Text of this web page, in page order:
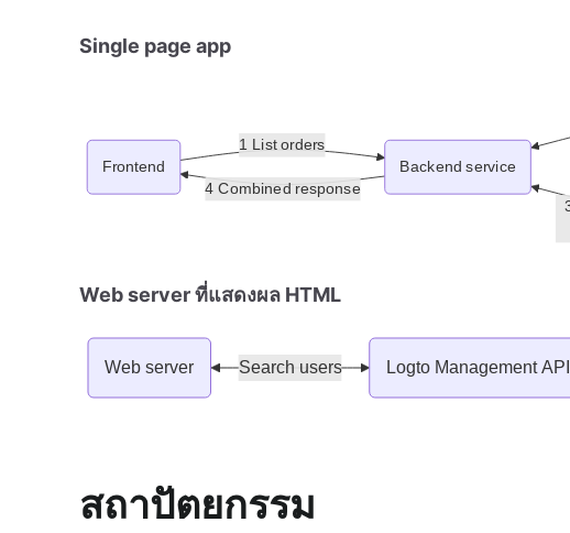
Single page app
Web server ที่แสดงผล HTML
สถาปัตยกรรม